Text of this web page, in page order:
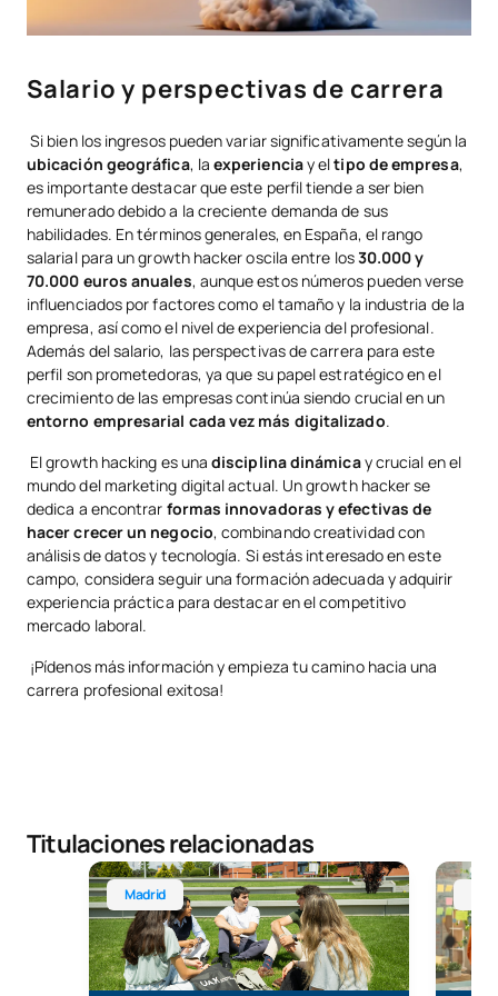
Salario y perspectivas de carrera
Si bien los ingresos pueden variar significativamente según la
ubicación geográfica, laexperienciay eltipo de empresa,
es importante destacar que este perfil tiende a ser bien
remunerado debido a la creciente demanda de sus
habilidades. En términos generales, en España, el rango
salarial para un growth hacker oscila entre los30.000 y
70.000 euros anuales, aunque estos números pueden verse
influenciados por factores como el tamaño y la industria de la
empresa, así como el nivel de experiencia del profesional.
Además del salario, las perspectivas de carrera para este
perfil son prometedoras, ya que su papel estratégico en el
crecimiento de las empresas continúa siendo crucial en un
entorno empresarial cada vez más digitalizado.
El growth hacking es unadisciplina dinámicay crucial en el
mundo del marketing digital actual. Un growth hacker se
dedica a encontrar formas innovadoras y efectivas de
hacer crecer un negocio, combinando creatividad con
análisis de datos y tecnología. Si estás interesado en este
campo, considera seguir una formación adecuada y adquirir
experiencia práctica para destacar en el competitivo
mercado laboral.
¡Pídenos más información y empieza tu camino hacia una
carrera profesional exitosa!
Titulaciones relacionadas
Madrid
Técnico Superior en Marketing y PublicidadGrado